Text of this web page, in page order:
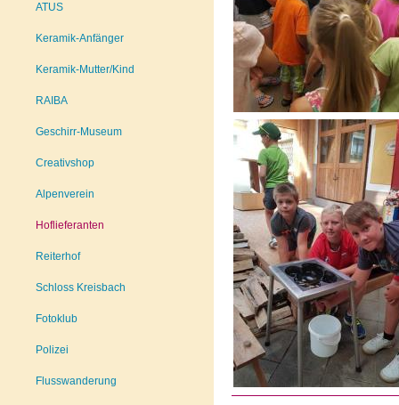
ATUS
Keramik-Anfänger
Keramik-Mutter/Kind
RAIBA
Geschirr-Museum
Creativshop
Alpenverein
Hoflieferanten
Reiterhof
Schloss Kreisbach
Fotoklub
Polizei
Flusswanderung